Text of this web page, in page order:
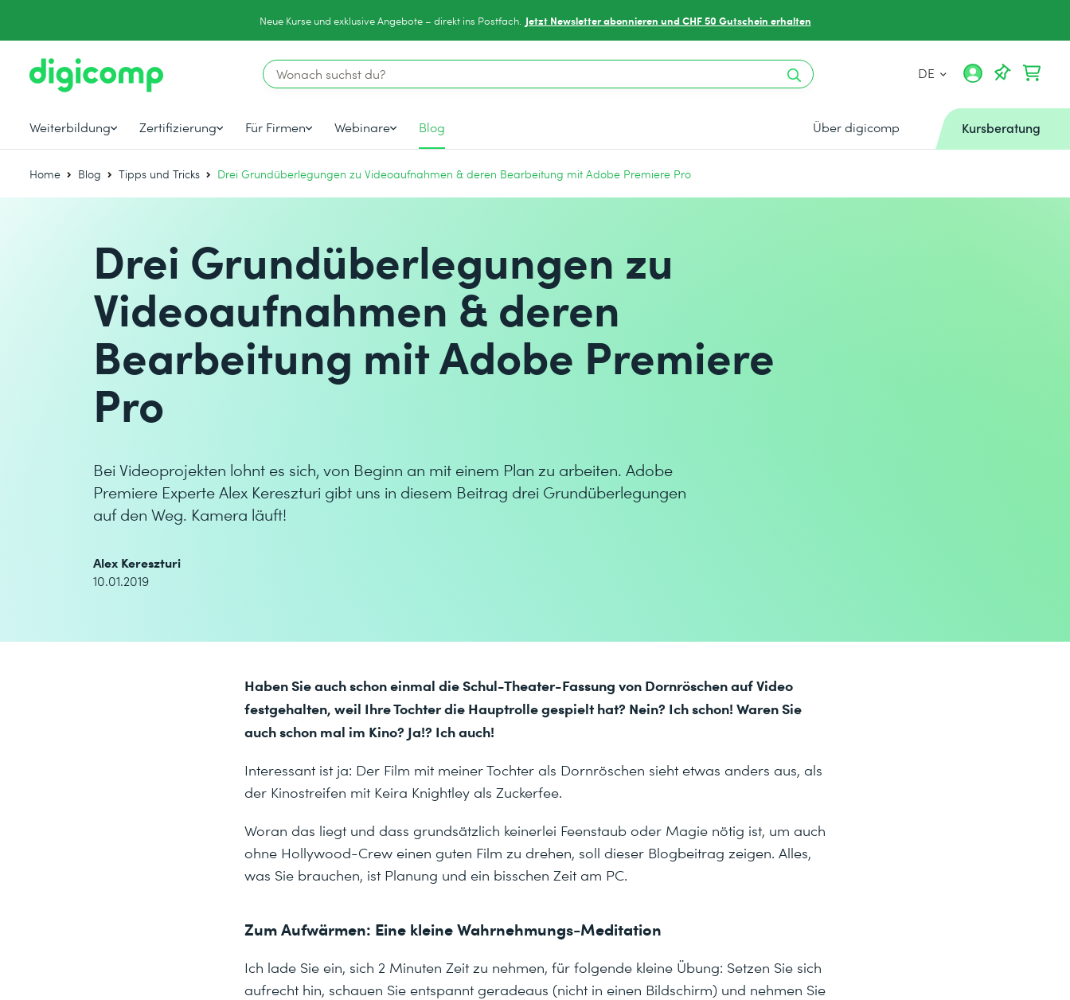
Neue Kurse und exklusive Angebote – direkt ins Postfach. Jetzt Newsletter abonnieren und CHF 50 Gutschein erhalten
DE
Weiterbildung Zertifizierung Für Firmen Webinare Blog Über digicomp Kursberatung
Home Blog Tipps und Tricks Drei Grundüberlegungen zu Videoaufnahmen & deren Bearbeitung mit Adobe Premiere Pro
Drei Grundüberlegungen zu
Videoaufnahmen & deren
Bearbeitung mit Adobe Premiere
Pro
Bei Videoprojekten lohnt es sich, von Beginn an mit einem Plan zu arbeiten. Adobe
Premiere Experte Alex Kereszturi gibt uns in diesem Beitrag drei Grundüberlegungen
auf den Weg. Kamera läuft!
Alex Kereszturi
10.01.2019
Haben Sie auch schon einmal die Schul-Theater-Fassung von Dornröschen auf Video
festgehalten, weil Ihre Tochter die Hauptrolle gespielt hat? Nein? Ich schon!Waren Sie
auch schon mal im Kino? Ja!? Ich auch!
Interessant ist ja: Der Film mit meiner Tochter als Dornröschen sieht etwas anders aus, als
der Kinostreifen mit Keira Knightley als Zuckerfee.
Woran das liegt und dass grundsätzlich keinerlei Feenstaub oder Magie nötig ist, um auch
ohne Hollywood-Crew einen guten Film zu drehen, soll dieser Blogbeitrag zeigen. Alles,
was Sie brauchen, ist Planung und ein bisschen Zeit am PC.
Zum Aufwärmen: Eine kleine Wahrnehmungs-Meditation
Ich lade Sie ein, sich 2 Minuten Zeit zu nehmen, für folgende kleine Übung: Setzen Sie sich
aufrecht hin, schauen Sie entspannt geradeaus (nicht in einen Bildschirm) und nehmen Sie